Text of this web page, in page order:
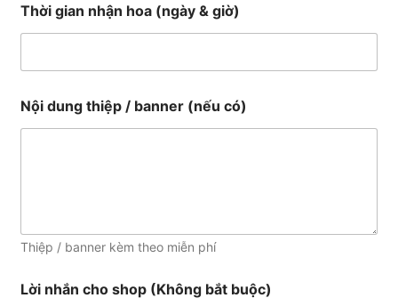
Thời gian nhận hoa (ngày & giờ)
Nội dung thiệp / banner (nếu có)
Thiệp / banner kèm theo miễn phí
Lời nhắn cho shop (Không bắt buộc)